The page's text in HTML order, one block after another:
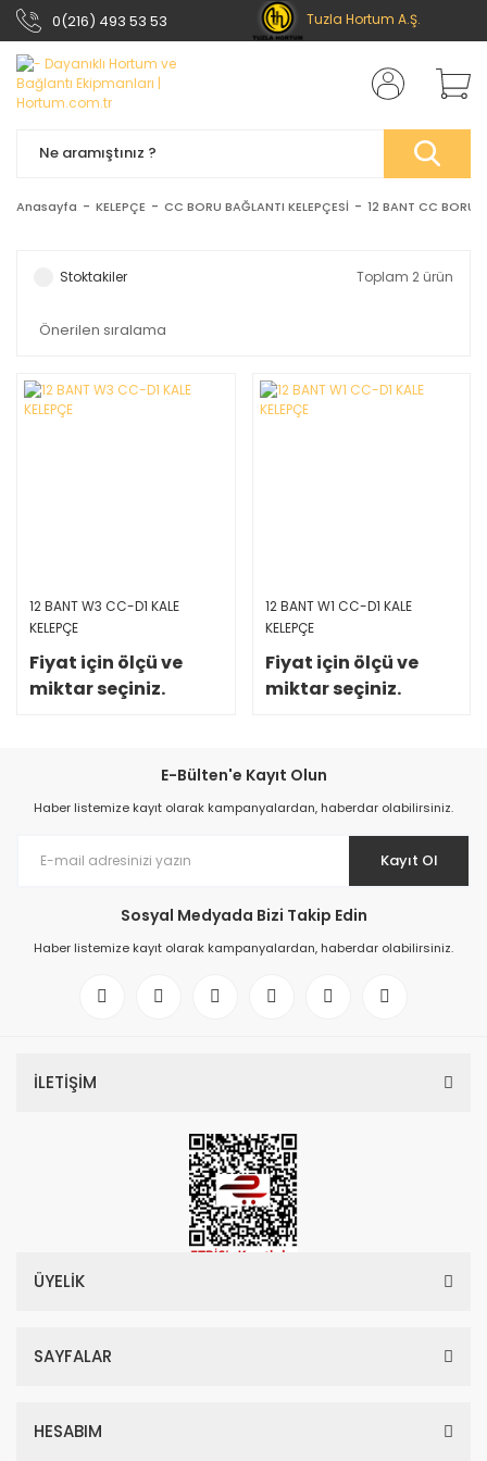
0(216) 493 53 53 Tuzla Hortum A.Ş.
Anasayfa KELEPÇE CC BORU BAĞLANTI KELEPÇESİ 12 BANT CC BORU
Stoktakiler Toplam 2 ürün
12 BANT W3 CC-D1 KALE
KELEPÇE
Fiyat için ölçü ve
miktar seçiniz.
12 BANT W1 CC-D1 KALE
KELEPÇE
Fiyat için ölçü ve
miktar seçiniz.
E-Bülten'e Kayıt Olun
Haber listemize kayıt olarak kampanyalardan, haberdar olabilirsiniz.
Kayıt Ol
Sosyal Medyada Bizi Takip Edin
Haber listemize kayıt olarak kampanyalardan, haberdar olabilirsiniz.
İLETİŞİM
ÜYELİK
SAYFALAR
HESABIM